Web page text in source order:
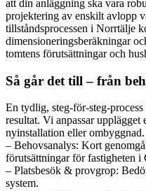
att din anläggning ska vara
projektering av enskilt avlopp
tillståndsprocessen i Norrtälje
dimensioneringsberäkningar
tomtens förutsättningar och
Så går det till – från
En tydlig, steg-för-steg-
resultat. Vi anpassar upplägget
nyinstallation eller ombyggnad.
– Behovsanalys: Kort
förutsättningar för fastigheten i
– Platsbesök & provgrop:
system.